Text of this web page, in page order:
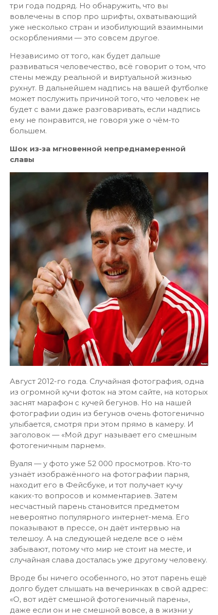
три года подряд. Но обнаружить, что вы
вовлечены в спор про шрифты, охватывающий
уже несколько стран и изобилующий взаимными
оскорблениями — это совсем другое.
Независимо от того, как будет дальше
развиваться человечество, всё говорит о том, что
стены между реальной и виртуальной жизнью
рухнут. В дальнейшем надпись на вашей футболке
может послужить причиной того, что человек не
будет с вами даже разговаривать, если надпись
ему не понравится, не говоря уже о чём-то
большем.
Шок из-за мгновенной непреднамеренной
славы
Август 2012-го года. Случайная фотография, одна
из огромной кучи фоток на этом сайте, на которых
заснят марафон с кучей бегунов. Но на нашей
фотографии один из бегунов очень фотогенично
улыбается, смотря при этом прямо в камеру. И
заголовок — «Мой друг называет его смешным
фотогеничным парнем».
Вуаля — у фото уже 52 000 просмотров. Кто-то
узнаёт изображённого на фотографии парня,
находит его в Фейсбуке, и тот получает кучу
каких-то вопросов и комментариев. Затем
несчастный парень становится предметом
невероятно популярного интернет-мема. Его
показывают в прессе, он даёт интервью на
телешоу. А на следующей неделе все о нём
забывают, потому что мир не стоит на месте, и
случайная слава досталась уже другому человеку.
Вроде бы ничего особенного, но этот парень ещё
долго будет слышать на вечеринках в свой адрес:
«О, вот идёт смешной фотогеничный парень»,
даже если он и не смешной вовсе, а в жизни у